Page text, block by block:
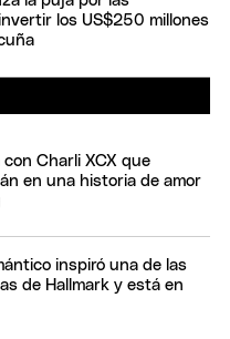
los US$250 millones
con Charli XCX que
en una historia de amor
inspiró una de las
de Hallmark y está en